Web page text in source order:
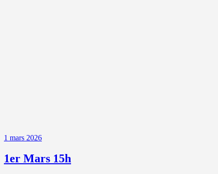
1 mars 2026
1er Mars 15h